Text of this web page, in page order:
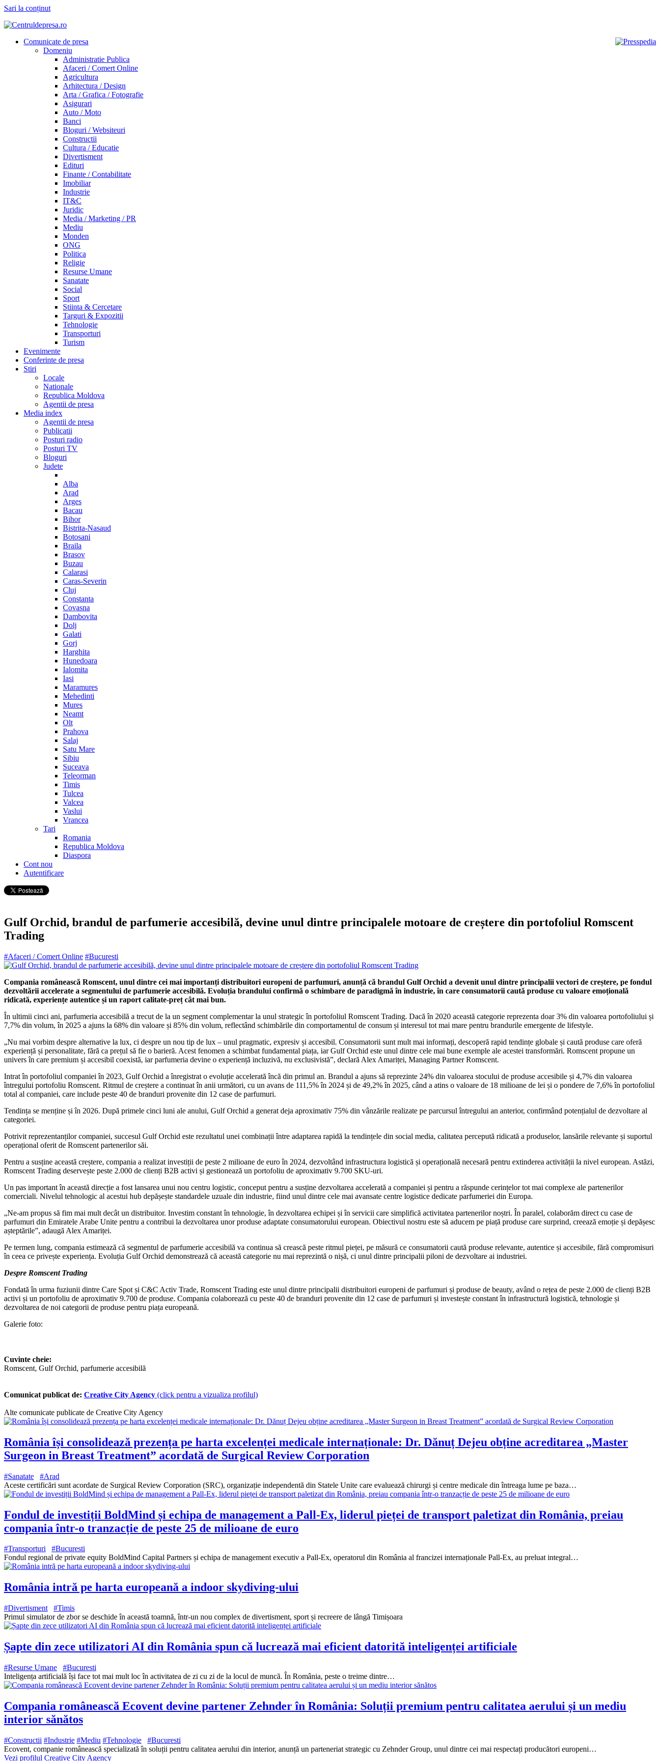
Sari la conținut
Comunicate de presa
Domeniu
Administratie Publica
Afaceri / Comert Online
Agricultura
Arhitectura / Design
Arta / Grafica / Fotografie
Asigurari
Auto / Moto
Banci
Bloguri / Websiteuri
Constructii
Cultura / Educatie
Divertisment
Edituri
Finante / Contabilitate
Imobiliar
Industrie
IT&C
Juridic
Media / Marketing / PR
Mediu
Monden
ONG
Politica
Religie
Resurse Umane
Sanatate
Social
Sport
Stiinta & Cercetare
Targuri & Expozitii
Tehnologie
Transporturi
Turism
Evenimente
Conferinte de presa
Stiri
Locale
Nationale
Republica Moldova
Agentii de presa
Media index
Agentii de presa
Publicatii
Posturi radio
Posturi TV
Bloguri
Judete
Alba
Arad
Arges
Bacau
Bihor
Bistrita-Nasaud
Botosani
Braila
Brasov
Buzau
Calarasi
Caras-Severin
Cluj
Constanta
Covasna
Dambovita
Dolj
Galati
Gorj
Harghita
Hunedoara
Ialomita
Iasi
Maramures
Mehedinti
Mures
Neamt
Olt
Prahova
Salaj
Satu Mare
Sibiu
Suceava
Teleorman
Timis
Tulcea
Valcea
Vaslui
Vrancea
Tari
Romania
Republica Moldova
Diaspora
Cont nou
Autentificare
Gulf Orchid, brandul de parfumerie accesibilă, devine unul dintre principalele motoare de creștere din portofoliul Romscent
Trading
#Afaceri / Comert Online #Bucuresti
Compania românească Romscent, unul dintre cei mai importanți distribuitori europeni de parfumuri, anunță că brandul Gulf Orchid a devenit unul dintre principalii vectori de creștere, pe fondul
dezvoltării accelerate a segmentului de parfumerie accesibilă. Evoluția brandului confirmă o schimbare de paradigmă în industrie, în care consumatorii caută produse cu valoare emoțională
ridicată, experiențe autentice și un raport calitate-preț cât mai bun.
În ultimii cinci ani, parfumeria accesibilă a trecut de la un segment complementar la unul strategic în portofoliul Romscent Trading. Dacă în 2020 această categorie reprezenta doar 3% din valoarea portofoliului și
7,7% din volum, în 2025 a ajuns la 68% din valoare și 85% din volum, reflectând schimbările din comportamentul de consum și interesul tot mai mare pentru brandurile emergente de lifestyle.
„Nu mai vorbim despre alternative la lux, ci despre un nou tip de lux – unul pragmatic, expresiv și accesibil. Consumatorii sunt mult mai informați, descoperă rapid tendințe globale și caută produse care oferă
experiență și personalitate, fără ca prețul să fie o barieră. Acest fenomen a schimbat fundamental piața, iar Gulf Orchid este unul dintre cele mai bune exemple ale acestei transformări. Romscent propune un
univers în care premium și accesibil coexistă, iar parfumeria devine o experiență incluzivă, nu exclusivistă”, declară Alex Amariței, Managing Partner Romscent.
Intrat în portofoliul companiei în 2023, Gulf Orchid a înregistrat o evoluție accelerată încă din primul an. Brandul a ajuns să reprezinte 24% din valoarea stocului de produse accesibile și 4,7% din valoarea
întregului portofoliu Romscent. Ritmul de creștere a continuat în anii următori, cu un avans de 111,5% în 2024 și de 49,2% în 2025, când a atins o valoare de 18 milioane de lei și o pondere de 7,6% în portofoliul
total al companiei, care include peste 40 de branduri provenite din 12 case de parfumuri.
Tendința se menține și în 2026. După primele cinci luni ale anului, Gulf Orchid a generat deja aproximativ 75% din vânzările realizate pe parcursul întregului an anterior, confirmând potențialul de dezvoltare al
categoriei.
Potrivit reprezentanților companiei, succesul Gulf Orchid este rezultatul unei combinații între adaptarea rapidă la tendințele din social media, calitatea percepută ridicată a produselor, lansările relevante și suportul
operațional oferit de Romscent partenerilor săi.
Pentru a susține această creștere, compania a realizat investiții de peste 2 milioane de euro în 2024, dezvoltând infrastructura logistică și operațională necesară pentru extinderea activității la nivel european. Astăzi,
Romscent Trading deservește peste 2.000 de clienți B2B activi și gestionează un portofoliu de aproximativ 9.700 SKU-uri.
Un pas important în această direcție a fost lansarea unui nou centru logistic, conceput pentru a susține dezvoltarea accelerată a companiei și pentru a răspunde cerințelor tot mai complexe ale partenerilor
comerciali. Nivelul tehnologic al acestui hub depășește standardele uzuale din industrie, fiind unul dintre cele mai avansate centre logistice dedicate parfumeriei din Europa.
„Ne-am propus să fim mai mult decât un distribuitor. Investim constant în tehnologie, în dezvoltarea echipei și în servicii care simplifică activitatea partenerilor noștri. În paralel, colaborăm direct cu case de
parfumuri din Emiratele Arabe Unite pentru a contribui la dezvoltarea unor produse adaptate consumatorului european. Obiectivul nostru este să aducem pe piață produse care surprind, creează emoție și depășesc
așteptările”, adaugă Alex Amariței.
Pe termen lung, compania estimează că segmentul de parfumerie accesibilă va continua să crească peste ritmul pieței, pe măsură ce consumatorii caută produse relevante, autentice și accesibile, fără compromisuri
în ceea ce privește experiența. Evoluția Gulf Orchid demonstrează că această categorie nu mai reprezintă o nișă, ci unul dintre principalii piloni de dezvoltare ai industriei.
Despre Romscent Trading
Fondată în urma fuziunii dintre Care Spot și C&C Activ Trade, Romscent Trading este unul dintre principalii distribuitori europeni de parfumuri și produse de beauty, având o rețea de peste 2.000 de clienți B2B
activi și un portofoliu de aproximativ 9.700 de produse. Compania colaborează cu peste 40 de branduri provenite din 12 case de parfumuri și investește constant în infrastructură logistică, tehnologie și
dezvoltarea de noi categorii de produse pentru piața europeană.
Galerie foto:
Cuvinte cheie:
Romscent, Gulf Orchid, parfumerie accesibilă
Comunicat publicat de: Creative City Agency (click pentru a vizualiza profilul)
Alte comunicate publicate de Creative City Agency
România își consolidează prezența pe harta excelenței medicale internaționale: Dr. Dănuț Dejeu obține acreditarea „Master
Surgeon in Breast Treatment” acordată de Surgical Review Corporation
#Sanatate
#Arad
Aceste certificări sunt acordate de Surgical Review Corporation (SRC), organizație independentă din Statele Unite care evaluează chirurgi și centre medicale din întreaga lume pe baza…
Fondul de investiții BoldMind și echipa de management a Pall-Ex, liderul pieței de transport paletizat din România, preiau
compania într-o tranzacție de peste 25 de milioane de euro
#Transporturi
#Bucuresti
Fondul regional de private equity BoldMind Capital Partners și echipa de management executiv a Pall-Ex, operatorul din România al francizei internaționale Pall-Ex, au preluat integral…
România intră pe harta europeană a indoor skydiving-ului
#Divertisment
#Timis
Primul simulator de zbor se deschide în această toamnă, într-un nou complex de divertisment, sport și recreere de lângă Timișoara
Șapte din zece utilizatori AI din România spun că lucrează mai eficient datorită inteligenței artificiale
#Resurse Umane
#Bucuresti
Inteligența artificială își face tot mai mult loc în activitatea de zi cu zi de la locul de muncă. În România, peste o treime dintre…
Compania românească Ecovent devine partener Zehnder în România: Soluții premium pentru calitatea aerului și un mediu
interior sănătos
#Constructii #Industrie #Mediu #Tehnologie
#Bucuresti
Ecovent, companie românească specializată în soluții pentru calitatea aerului din interior, anunță un parteneriat strategic cu Zehnder Group, unul dintre cei mai respectați producători europeni…
Vezi profilul Creative City Agency